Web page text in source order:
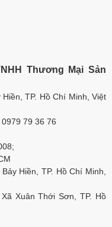
Thương Mại Sản
TP. Hồ Chí Minh, Việt
0979 79 36 76
Hiền, TP. Hồ Chí Minh,
Xuân Thới Sơn, TP. Hồ